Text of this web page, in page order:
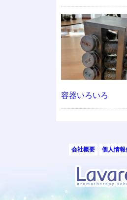
容器いろいろ
会社概要 個人情報